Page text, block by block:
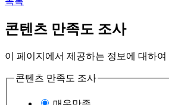
콘텐츠 만족도 조사
이 페이지에서 제공하는 정보에 대하
콘텐츠 만족도 조사